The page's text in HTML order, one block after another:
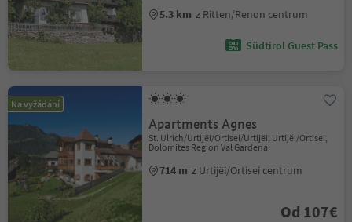
5.3 km z Ritten/Renon centrum
Südtirol Guest Pass
Na vyžádání
Apartments Agnes
St. Ulrich/Urtijëi/Ortisei/Urtijëi, Urtijëi/Ortisei,
Dolomites Region Val Gardena
714 m z Urtijëi/Ortisei centrum
Od 107€